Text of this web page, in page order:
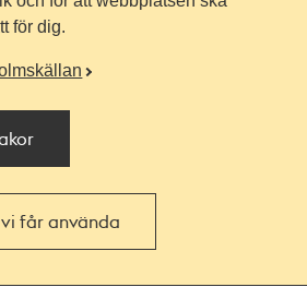
för dig.
får använda